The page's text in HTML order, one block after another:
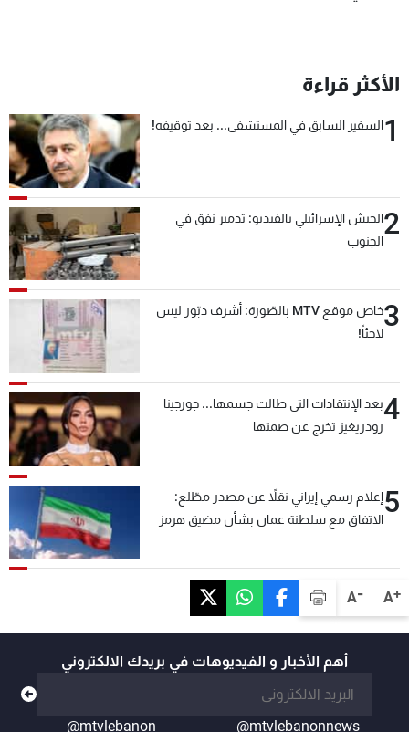
A+
A-
الأكثر قراءة
1السفير السابق في المستشفى... بعد توقيفه!
2الجيش الإسرائيلي بالفيديو: تدمير نفق في
الجنوب
3
خاص موقع MTV بالصّورة: أشرف دبّور ليس
لاجئاً!
4بعد الإنتقادات التي طالت جسمها... جورجينا
رودريغيز تخرج عن صمتها
5إعلام رسمي إيراني نقلاً عن مصدر مطّلع:
الاتفاق مع سلطنة عمان بشأن مضيق هرمز
أهم الأخبار و الفيديوهات في بريدك الالكتروني
@mtvlebanonnews
@mtvlebanon